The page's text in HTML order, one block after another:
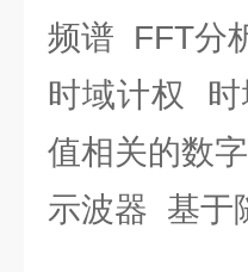
频谱 FFT分
时域计权 时
值相关的数
示波器 基于